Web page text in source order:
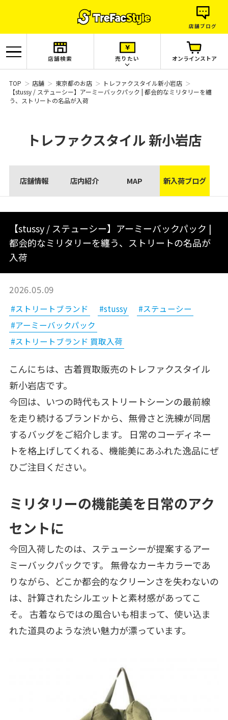
店舗ブログ
店舗検索 売りたい オンラインストア
TOP 店舗 東京都のお店
トレファクスタイル新小岩店
【stussy / ステューシー】アーミーバックパック | 都会的なミリタリーを纏
う、ストリートの名品が入荷
トレファクスタイル新小岩店
店舗情報 店内紹介 MAP 新入荷ブログ
【stussy / ステューシー】アーミーバックパック |
都会的なミリタリーを纏う、ストリートの名品が
入荷
2026.05.09
#ストリートブランド #stussy
#ステューシー
#アーミーバックパック
#ストリートブランド 買取入荷
こんにちは、古着買取販売のトレファクスタイル
新小岩店です。
今回は、いつの時代もストリートシーンの最前線
を走り続けるブランドから、無骨さと洗練が同居
するバッグをご紹介します。 日常のコーディネー
トを格上げしてくれる、機能美にあふれた逸品にぜ
ひご注目ください。
ミリタリーの機能美を日常のアク
セントに
今回入荷したのは、ステューシーが提案するアー
ミーバックパックです。 無骨なカーキカラーであ
りながら、どこか都会的なクリーンさを失わないの
は、計算されたシルエットと素材感があってこ
そ。 古着ならではの風合いも相まって、使い込ま
れた道具のような渋い魅力が漂っています。